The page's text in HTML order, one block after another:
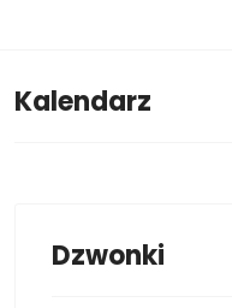
LO IX
Kalendarz
Dzwonki